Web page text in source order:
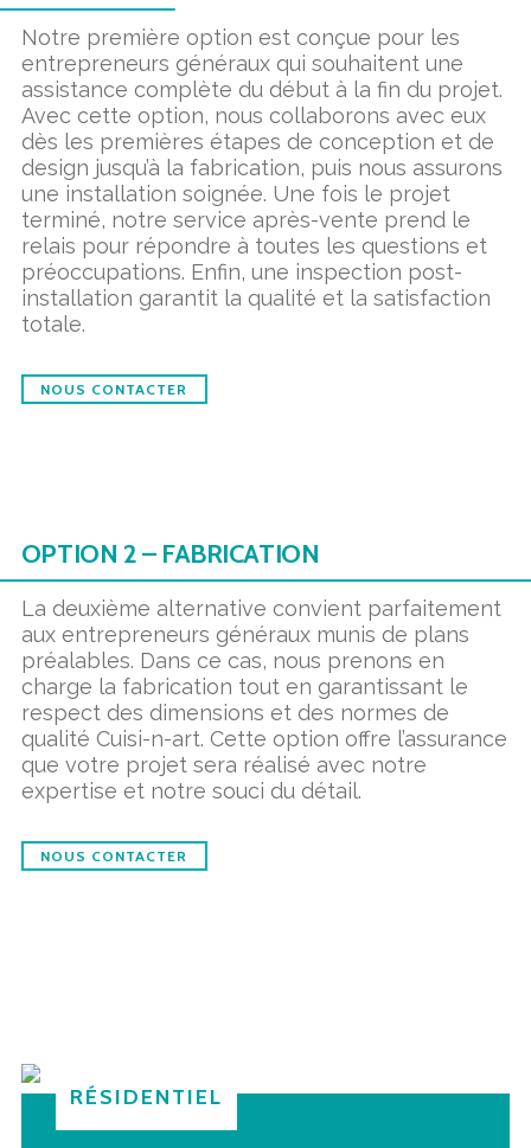
Notre première option est conçue pour les
entrepreneurs généraux qui souhaitent une
assistance complète du début à la fin du projet.
Avec cette option, nous collaborons avec eux
dès les premières étapes de conception et de
design jusqu’à la fabrication, puis nous assurons
une installation soignée. Une fois le projet
terminé, notre service après-vente prend le
relais pour répondre à toutes les questions et
préoccupations. Enfin, une inspection post-
installation garantit la qualité et la satisfaction
totale.
NOUS CONTACTER
OPTION 2 – FABRICATION
La deuxième alternative convient parfaitement
aux entrepreneurs généraux munis de plans
préalables. Dans ce cas, nous prenons en
charge la fabrication tout en garantissant le
respect des dimensions et des normes de
qualité Cuisi-n-art. Cette option offre l’assurance
que votre projet sera réalisé avec notre
expertise et notre souci du détail.
NOUS CONTACTER
RÉSIDENTIEL